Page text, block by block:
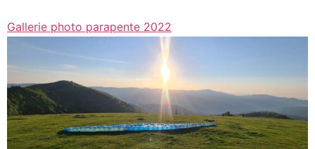
Gallerie photo parapente 2022